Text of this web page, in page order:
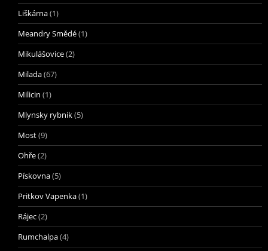
Liškárna(1)
Meandry Smědé(1)
Mikulášovice(2)
Milada(67)
Milicin (1)
Mlynsky rybnik(5)
Most(9)
Ohře(2)
Pískovna(5)
Pritkov Vapenka(1)
Rájec(2)
Rumchalpa(4)